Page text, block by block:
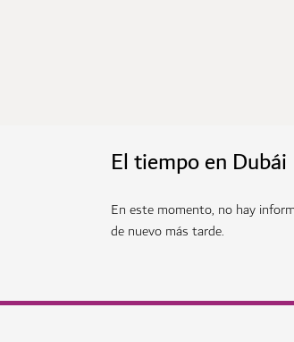
El tiempo en Dubái
En este momento, no hay
de nuevo más tarde.